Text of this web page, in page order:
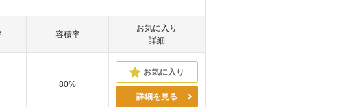
容積率
お気に入り
詳細
80%
詳細を見る